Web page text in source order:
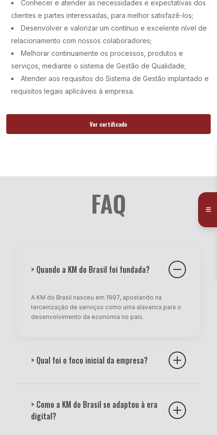
Conhecer e atender as necessidades e expectativas dos
clientes e partes interessadas, para melhor satisfazê-los;
Desenvolver e valorizar um contínuo e excelente nível de
relacionamento com nossos colaboradores;
Melhorar continuamente os processos, produtos e
serviços, mediante o sistema de Gestão de Qualidade;
Atender aos requisitos do Sistema de Gestão implantado e
requisitos legais aplicáveis à empresa.
Ver certificado
FAQ
> Quando a KM do Brasil foi fundada?
A KM do Brasil nasceu em 1997, apostando na
terceirização de serviços como uma alavanca para o
desenvolvimento da economia no país.
> Qual foi o foco inicial da empresa?
época.
> Como a KM do Brasil se adaptou à era
digital?